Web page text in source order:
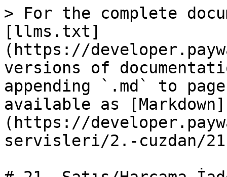
> For the complete
[llms.txt]
(https://
versions of
appending `.md` to
available as [Markdown]
(https://
servisleri/2.-cuzdan/